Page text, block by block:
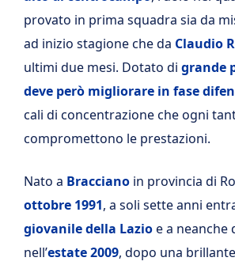
provato in prima squadra sia da
ad inizio stagione che da Claudio
ultimi due mesi. Dotato di grande
deve però migliorare in fase
cali di concentrazione che ogni
compromettono le prestazioni.
Nato a Bracciano in provincia di
ottobre 1991, a soli sette anni
giovanile della Lazioe a neanche
nell’estate 2009, dopo una